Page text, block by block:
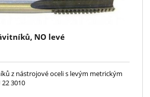
NO levé
z nástrojové oceli s levým metrickým
3010